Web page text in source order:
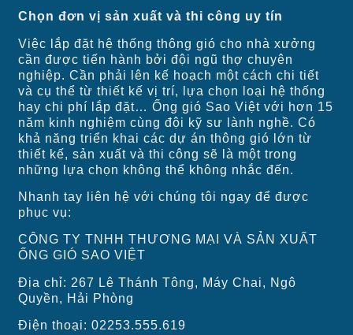
Chọn đơn vị sản xuất và thi công uy tín
Việc lắp đặt hệ thống thông gió cho nhà xưởng
cần được tiến hành bởi đội ngũ thợ chuyên
nghiệp. Cần phải lên kế hoạch một cách chi tiết
và cụ thể từ thiết kế vị trí, lựa chọn loại hệ thống
hay chi phí lắp đặt… Ống gió Sao Việt với hơn 15
năm kinh nghiệm cùng đội kỹ sư lành nghề. Có
khả năng triển khai các dự án thông gió lớn từ
thiết kế, sản xuất và thi công sẽ là một trong
những lựa chọn không thể không nhắc đến.
Nhanh tay liên hệ với chúng tôi ngay để được
phục vụ:
CÔNG TY TNHH THƯƠNG MẠI VÀ SẢN XUẤT
ỐNG GIÓ SAO VIỆT
Địa chỉ: 267 Lê Thánh Tông, Máy Chai, Ngô
Quyền, Hải Phòng
Điện thoại: 02253.555.619